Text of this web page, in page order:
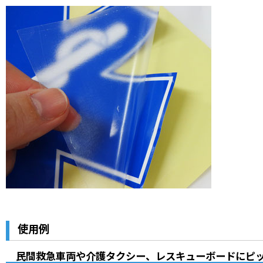
使用例
民間救急車両や介護タクシー、レスキューボードにピ